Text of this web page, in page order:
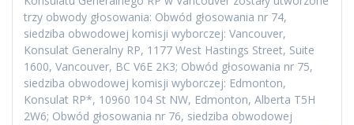
trzy obwody głosowania: Obwód głosowania nr 74,
siedziba obwodowej komisji wyborczej: Vancouver,
Konsulat Generalny RP, 1177 West Hastings Street, Suite
1600, Vancouver, BC V6E 2K3; Obwód głosowania nr 75,
siedziba obwodowej komisji wyborczej: Edmonton,
Konsulat RP*, 10960 104 St NW, Edmonton, Alberta T5H
2W6; Obwód głosowania nr 76, siedziba obwodowej